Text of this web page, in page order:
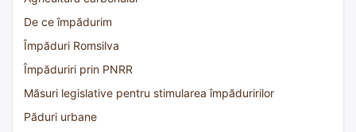
De ce împădurim
Împăduri Romsilva
Împăduriri prin PNRR
Măsuri legislative pentru stimularea împăduririlor
Păduri urbane